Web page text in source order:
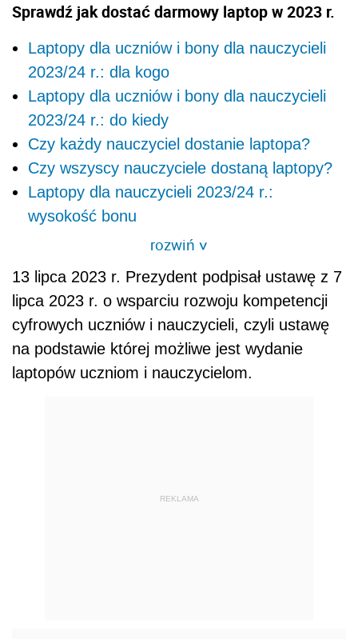
Sprawdź jak dostać darmowy laptop w 2023 r.
Laptopy dla uczniów i bony dla nauczycieli
2023/24 r.: dla kogo
Laptopy dla uczniów i bony dla nauczycieli
2023/24 r.: do kiedy
Czy każdy nauczyciel dostanie laptopa?
Czy wszyscy nauczyciele dostaną laptopy?
Laptopy dla nauczycieli 2023/24 r.:
wysokość bonu
rozwiń>
13 lipca 2023 r. Prezydent podpisał ustawę z 7
lipca 2023 r. o wsparciu rozwoju kompetencji
cyfrowych uczniów i nauczycieli, czyli ustawę
na podstawie której możliwe jest wydanie
laptopów uczniom i nauczycielom.
REKLAMA